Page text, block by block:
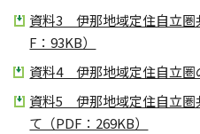
資料3 伊那地域定住自立圏
F：93KB）
資料4 伊那地域定住自立圏
資料5 伊那地域定住自立圏
て（PDF：269KB）